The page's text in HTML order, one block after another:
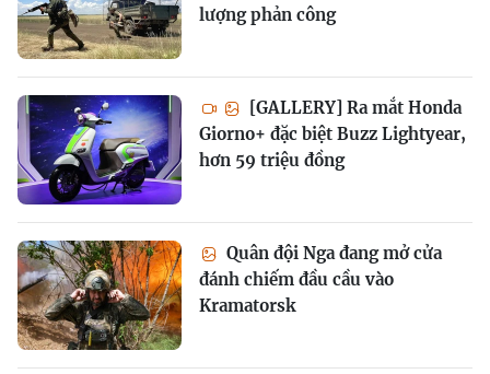
lượng phản công
[GALLERY] Ra mắt Honda
Giorno+ đặc biệt Buzz Lightyear,
hơn 59 triệu đồng
Quân đội Nga đang mở cửa
đánh chiếm đầu cầu vào
Kramatorsk